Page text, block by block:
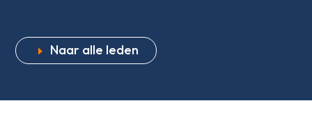
Naar alle leden